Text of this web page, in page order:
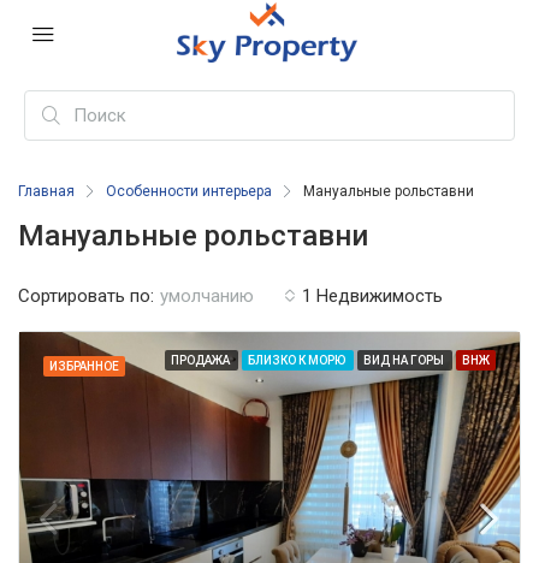
Главная Особенности интерьера Мануальные рольставни
Мануальные рольставни
1 Недвижимость
Сортировать по: умолчанию
ИЗБРАННОЕ ПРОДАЖА БЛИЗКО К МОРЮ ВИД НА ГОРЫ ВНЖ